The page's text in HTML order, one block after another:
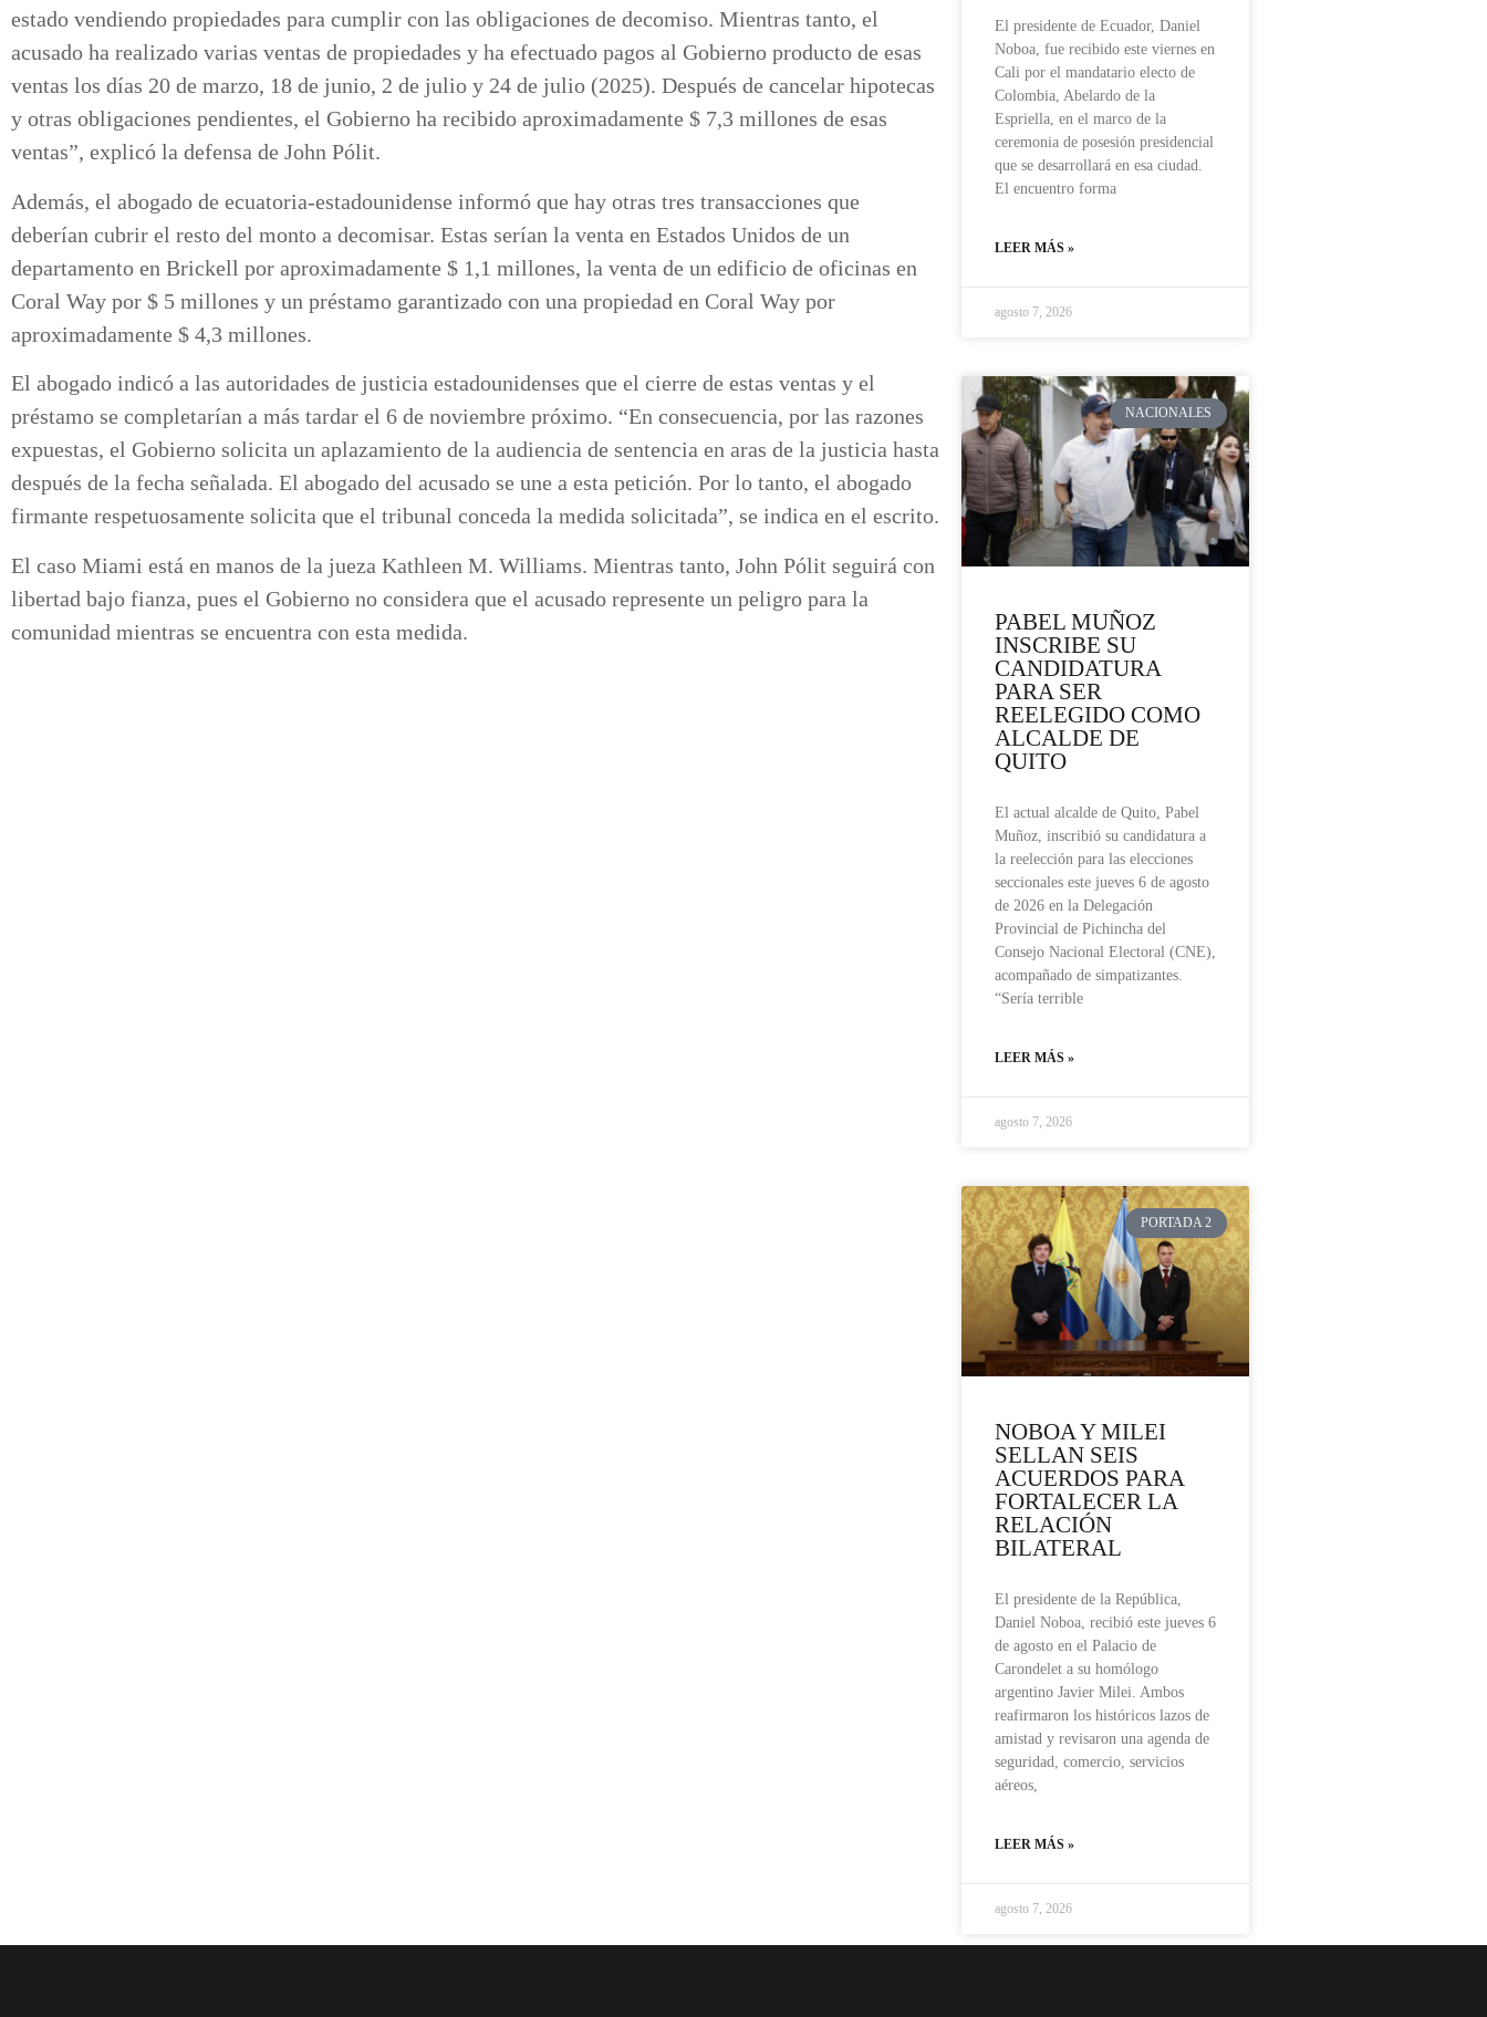
estado vendiendo propiedades para cumplir con las obligaciones de decomiso. Mientras tanto, el
acusado ha realizado varias ventas de propiedades y ha efectuado pagos al Gobierno producto de esas
ventas los días 20 de marzo, 18 de junio, 2 de julio y 24 de julio (2025). Después de cancelar hipotecas
y otras obligaciones pendientes, el Gobierno ha recibido aproximadamente $ 7,3 millones de esas
ventas”, explicó la defensa de John Pólit.
Además, el abogado de ecuatoria-estadounidense informó que hay otras tres transacciones que
deberían cubrir el resto del monto a decomisar. Estas serían la venta en Estados Unidos de un
departamento en Brickell por aproximadamente $ 1,1 millones, la venta de un edificio de oficinas en
Coral Way por $ 5 millones y un préstamo garantizado con una propiedad en Coral Way por
aproximadamente $ 4,3 millones.
El abogado indicó a las autoridades de justicia estadounidenses que el cierre de estas ventas y el
préstamo se completarían a más tardar el 6 de noviembre próximo. “En consecuencia, por las razones
expuestas, el Gobierno solicita un aplazamiento de la audiencia de sentencia en aras de la justicia hasta
después de la fecha señalada. El abogado del acusado se une a esta petición. Por lo tanto, el abogado
firmante respetuosamente solicita que el tribunal conceda la medida solicitada”, se indica en el escrito.
El caso Miami está en manos de la jueza Kathleen M. Williams. Mientras tanto, John Pólit seguirá con
libertad bajo fianza, pues el Gobierno no considera que el acusado represente un peligro para la
comunidad mientras se encuentra con esta medida.
El presidente de Ecuador, Daniel
Noboa, fue recibido este viernes en
Cali por el mandatario electo de
Colombia, Abelardo de la
Espriella, en el marco de la
ceremonia de posesión presidencial
que se desarrollará en esa ciudad.
El encuentro forma
LEER MÁS »
agosto 7, 2026
NACIONALES
PABEL MUÑOZ
INSCRIBE SU
CANDIDATURA
PARA SER
REELEGIDO COMO
ALCALDE DE
QUITO
El actual alcalde de Quito, Pabel
Muñoz, inscribió su candidatura a
la reelección para las elecciones
seccionales este jueves 6 de agosto
de 2026 en la Delegación
Provincial de Pichincha del
Consejo Nacional Electoral (CNE),
acompañado de simpatizantes.
“Sería terrible
LEER MÁS »
agosto 7, 2026
PORTADA 2
NOBOA Y MILEI
SELLAN SEIS
ACUERDOS PARA
FORTALECER LA
RELACIÓN
BILATERAL
El presidente de la República,
Daniel Noboa, recibió este jueves 6
de agosto en el Palacio de
Carondelet a su homólogo
argentino Javier Milei. Ambos
reafirmaron los históricos lazos de
amistad y revisaron una agenda de
seguridad, comercio, servicios
aéreos,
LEER MÁS »
agosto 7, 2026